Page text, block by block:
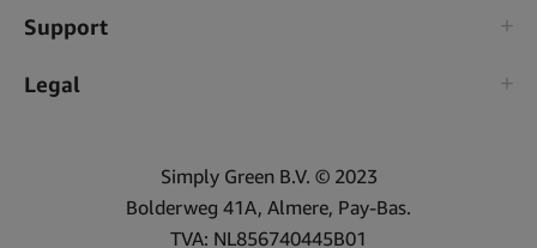
Support
Legal
Simply Green B.V. © 2023
Bolderweg 41A, Almere, Pay-Bas.
TVA: NL856740445B01